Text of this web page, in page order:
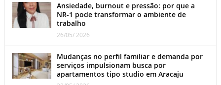
Ansiedade, burnout e pressão: por que a
NR-1 pode transformar o ambiente de
trabalho
26/05/ 2026
Mudanças no perfil familiar e demanda por
serviços impulsionam busca por
apartamentos tipo studio em Aracaju